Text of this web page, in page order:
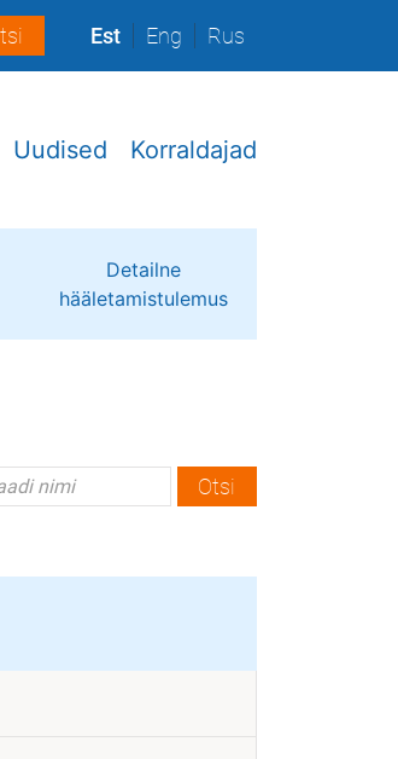
Est Eng Rus
Uudised Korraldajad
Detailne
hääletamistulemus
Otsi